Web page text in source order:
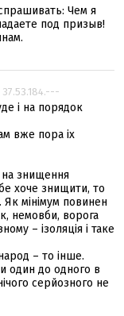
Чем я
под призыв!
37.53.184.---
i на порядок
вже пора iх
на знищення
хоче знищити, то
Як мiнiмум повинен
немовби, ворога
– iзоляцiя i таке
– то iнше.
один до одного в
серйозного не